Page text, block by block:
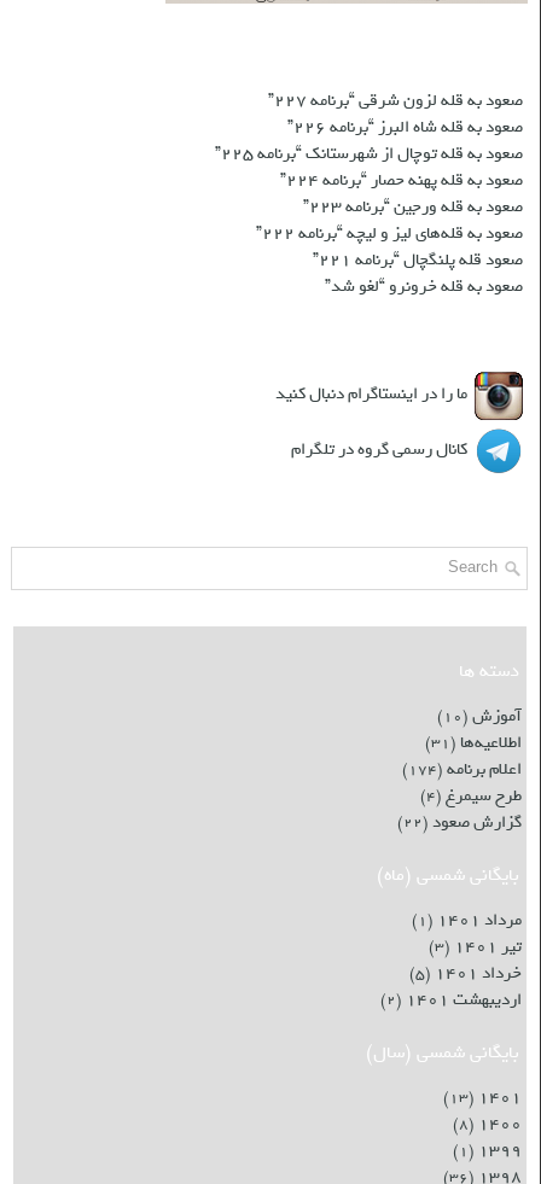
صعود به قله لزون شرقی “برنامه ۲۲۷”
صعود به قله شاه البرز “برنامه ۲۲۶”
صعود به قله توچال از شهرستانک “برنامه ۲۲۵”
صعود به قله پهنه حصار “برنامه ۲۲۴”
صعود به قله ورجین “برنامه ۲۲۳”
صعود به قله‌های لیز و لیچه “برنامه ۲۲۲”
صعود قله پلنگچال “برنامه ۲۲۱”
صعود به قله‌ خرونرو “لغو شد”
ما را در اینستاگرام دنبال کنید
کانال رسمی گروه در تلگرام
دسته ها
آموزش(۱۰)
اطلاعیه‌ها(۳۱)
اعلام برنامه(۱۷۴)
طرح سیمرغ(۴)
گزارش صعود(۲۲)
بایگانی شمسی (ماه)
مرداد ۱۴۰۱ (۱)
تیر ۱۴۰۱ (۳)
خرداد ۱۴۰۱ (۵)
اردیبهشت ۱۴۰۱ (۲)
بایگانی شمسی (سال)
۱۴۰۱ (۱۳)
۱۴۰۰ (۸)
۱۳۹۹ (۱)
۱۳۹۸ (۳۶)